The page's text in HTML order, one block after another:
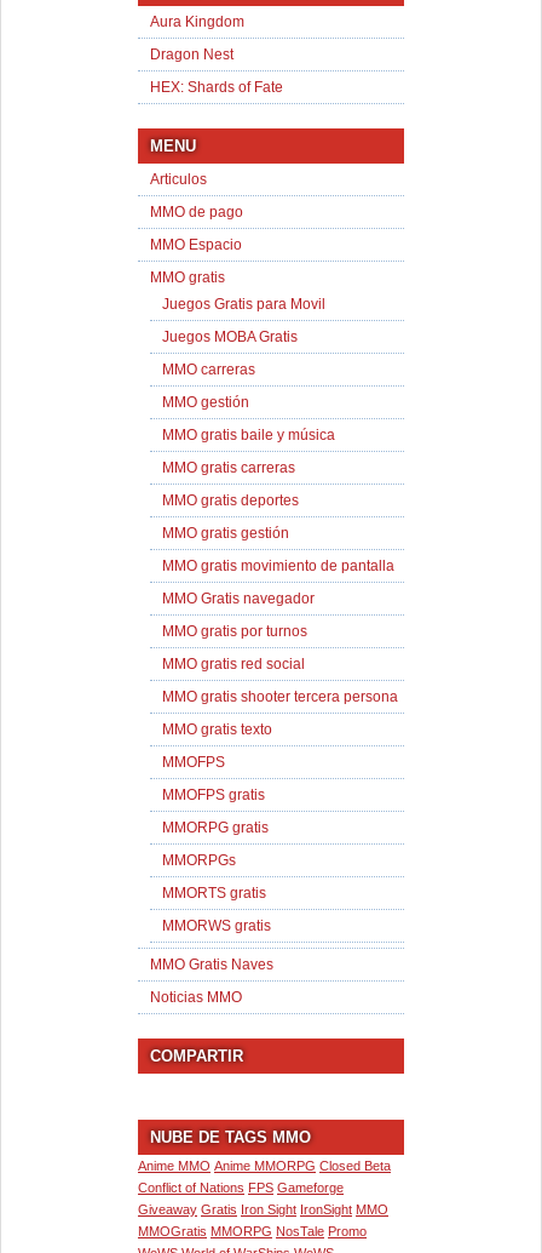
Aura Kingdom
Dragon Nest
HEX: Shards of Fate
MENU
Articulos
MMO de pago
MMO Espacio
MMO gratis
Juegos Gratis para Movil
Juegos MOBA Gratis
MMO carreras
MMO gestión
MMO gratis baile y música
MMO gratis carreras
MMO gratis deportes
MMO gratis gestión
MMO gratis movimiento de pantalla
MMO Gratis navegador
MMO gratis por turnos
MMO gratis red social
MMO gratis shooter tercera persona
MMO gratis texto
MMOFPS
MMOFPS gratis
MMORPG gratis
MMORPGs
MMORTS gratis
MMORWS gratis
MMO Gratis Naves
Noticias MMO
COMPARTIR
NUBE DE TAGS MMO
Anime MMO Anime MMORPG Closed Beta
Conflict of Nations FPS Gameforge
Giveaway Gratis Iron Sight IronSight MMO
MMOGratis MMORPG NosTale Promo